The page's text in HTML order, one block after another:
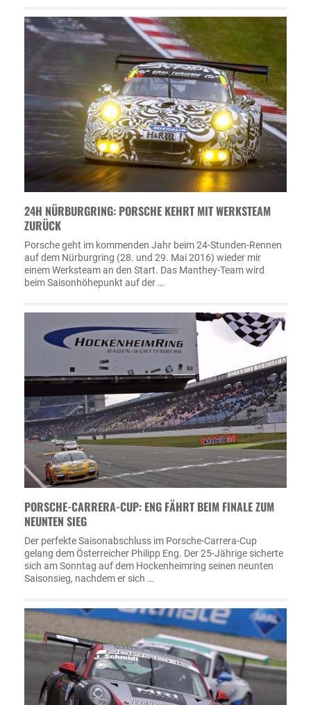
24H NÜRBURGRING: PORSCHE KEHRT MIT WERKSTEAM
ZURÜCK
Porsche geht im kommenden Jahr beim 24-Stunden-Rennen
auf dem Nürburgring (28. und 29. Mai 2016) wieder mir
einem Werksteam an den Start. Das Manthey-Team wird
beim Saisonhöhepunkt auf der …
PORSCHE-CARRERA-CUP: ENG FÄHRT BEIM FINALE ZUM
NEUNTEN SIEG
Der perfekte Saisonabschluss im Porsche-Carrera-Cup
gelang dem Österreicher Philipp Eng. Der 25-Jährige sicherte
sich am Sonntag auf dem Hockenheimring seinen neunten
Saisonsieg, nachdem er sich …